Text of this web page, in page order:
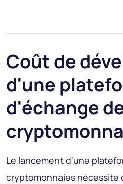
Coût de
d'une
d'échange
Le lancement d'une
cryptomonnaies nécessite